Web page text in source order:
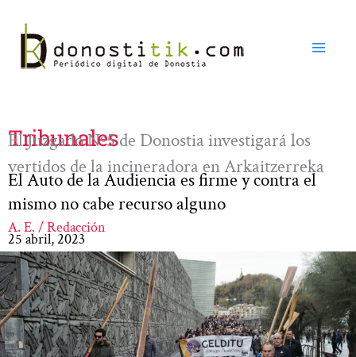
contenido
Tribunales
El Juzgado Nº5 de Donostia investigará los
vertidos de la incineradora en Arkaitzerreka
El Auto de la Audiencia es firme y contra el
mismo no cabe recurso alguno
A. E. / Redacción
25 abril, 2023